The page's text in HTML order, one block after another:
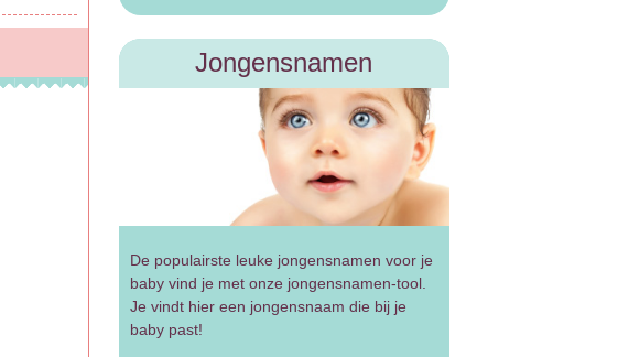
Jongensnamen
De populairste leuke jongensnamen voor je
baby vind je met onze jongensnamen-tool.
Je vindt hier een jongensnaam die bij je
baby past!